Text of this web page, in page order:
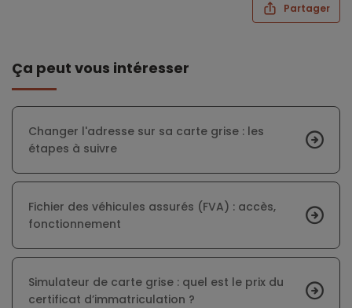
Partager
Ça peut vous intéresser
Changer l'adresse sur sa carte grise : les
étapes à suivre
Fichier des véhicules assurés (FVA) : accès,
fonctionnement
Simulateur de carte grise : quel est le prix du
certificat d’immatriculation ?